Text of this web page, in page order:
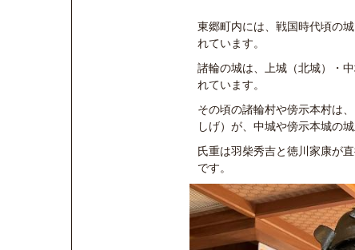
東郷町内には、戦国時代頃の
れています。
諸輪の城は、上城（北城）・
れています。
その頃の諸輪村や傍示本村は
しげ）が、中城や傍示本城の城
氏重は羽柴秀吉と徳川家康が
です。